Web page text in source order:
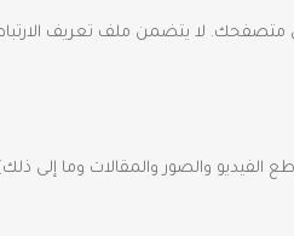
لا يتضمن ملف تعريف
والصور والمقالات وما إلى